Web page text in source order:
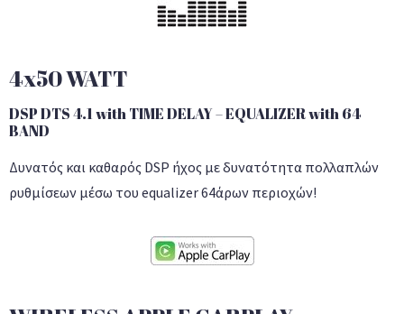
4x50 WATT
DSP DTS 4.1 with TIME DELAY – EQUALIZER with 64
BAND
Δυνατός και καθαρός DSP ήχος με δυνατότητα πολλαπλών
ρυθμίσεων μέσω του equalizer 64άρων περιοχών!